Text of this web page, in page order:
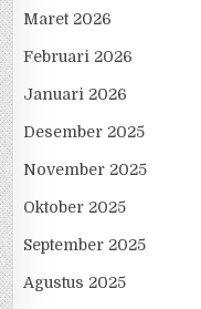
Maret 2026
Februari 2026
Januari 2026
Desember 2025
November 2025
Oktober 2025
September 2025
Agustus 2025